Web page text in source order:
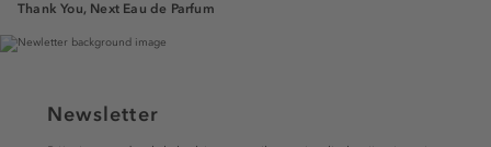
Thank You, Next Eau de Parfum
Newsletter